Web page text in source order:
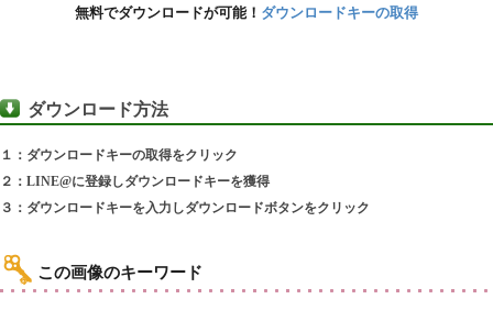
無料でダウンロードが可能！ ダウンロードキーの取得
ダウンロード方法
１：ダウンロードキーの取得をクリック
２：LINE@に登録しダウンロードキーを獲得
３：ダウンロードキーを入力しダウンロードボタンをクリック
この画像のキーワード